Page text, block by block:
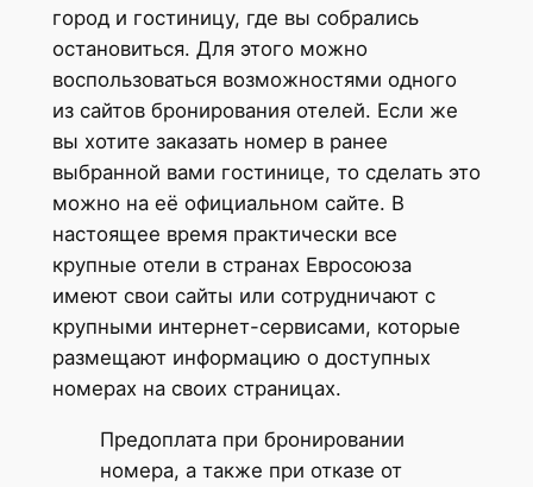
город и гостиницу, где вы собрались
остановиться. Для этого можно
воспользоваться возможностями одного
из сайтов бронирования отелей. Если же
вы хотите заказать номер в ранее
выбранной вами гостинице, то сделать это
можно на её официальном сайте. В
настоящее время практически все
крупные отели в странах Евросоюза
имеют свои сайты или сотрудничают с
крупными интернет-сервисами, которые
размещают информацию о доступных
номерах на своих страницах.
Предоплата при бронировании
номера, а также при отказе от